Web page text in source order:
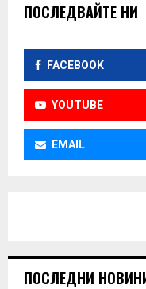
ПОСЛЕДВАЙТЕ НИ
FACEBOOK
YOUTUBE
EMAIL
ПОСЛЕДНИ